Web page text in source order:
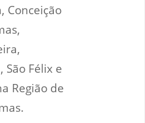
Conceição
Félix e
Região de